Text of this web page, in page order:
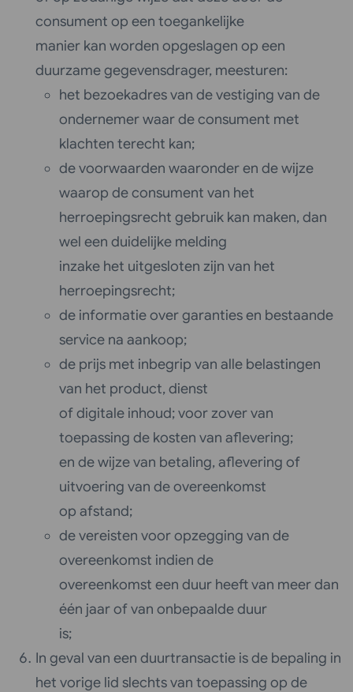
consument op een toegankelijke
manier kan worden opgeslagen op een
duurzame gegevensdrager, meesturen:
het bezoekadres van de vestiging van de
ondernemer waar de consument met
klachten terecht kan;
de voorwaarden waaronder en de wijze
waarop de consument van het
herroepingsrecht gebruik kan maken, dan
wel een duidelijke melding
inzake het uitgesloten zijn van het
herroepingsrecht;
de informatie over garanties en bestaande
service na aankoop;
de prijs met inbegrip van alle belastingen
van het product, dienst
of digitale inhoud; voor zover van
toepassing de kosten van aflevering;
en de wijze van betaling, aflevering of
uitvoering van de overeenkomst
op afstand;
de vereisten voor opzegging van de
overeenkomst indien de
overeenkomst een duur heeft van meer dan
één jaar of van onbepaalde duur
is;
In geval van een duurtransactie is de bepaling in
het vorige lid slechts van toepassing op de